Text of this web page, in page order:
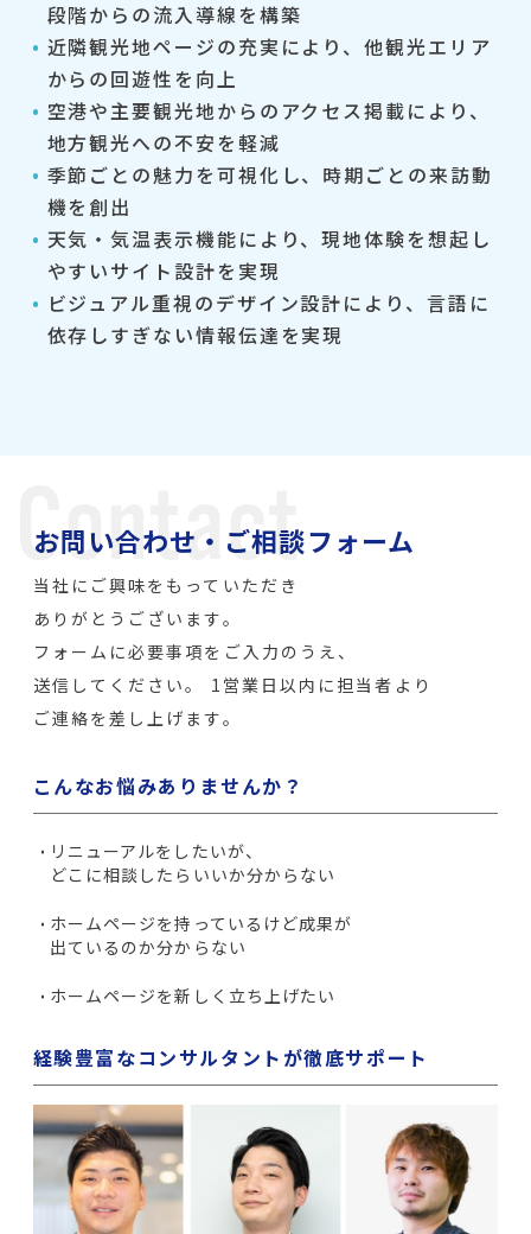
段階からの流入導線を構築
近隣観光地ページの充実により、他観光エリア
からの回遊性を向上
空港や主要観光地からのアクセス掲載により、
地方観光への不安を軽減
季節ごとの魅力を可視化し、時期ごとの来訪動
機を創出
天気・気温表示機能により、現地体験を想起し
やすいサイト設計を実現
ビジュアル重視のデザイン設計により、言語に
依存しすぎない情報伝達を実現
お問い合わせ・ご相談フォーム
当社にご興味をもっていただき
ありがとうございます。
フォームに必要事項をご入力のうえ、
送信してください。
1営業日以内に担当者より
ご連絡を差し上げます。
こんなお悩みありませんか？
リニューアルをしたいが、
どこに相談したらいいか分からない
ホームページを持っているけど成果が
出ているのか分からない
ホームページを新しく立ち上げたい
経験豊富なコンサルタントが徹底サポート